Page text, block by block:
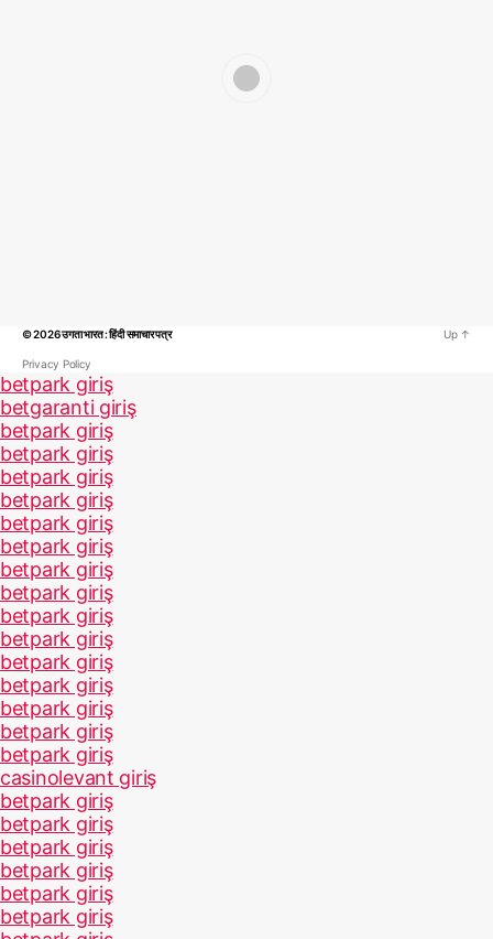
© 2026उगता भारत : हिंदी समाचार पत्र
Privacy Policy
Up ↑
betpark giriş
betgaranti giriş
betpark giriş
betpark giriş
betpark giriş
betpark giriş
betpark giriş
betpark giriş
betpark giriş
betpark giriş
betpark giriş
betpark giriş
betpark giriş
betpark giriş
betpark giriş
betpark giriş
betpark giriş
casinolevant giriş
betpark giriş
betpark giriş
betpark giriş
betpark giriş
betpark giriş
betpark giriş